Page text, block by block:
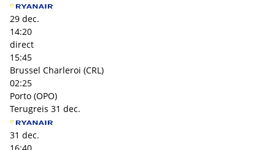
29 dec.
14:20
direct
15:45
Brussel Charleroi (CRL)
02:25
Porto (OPO)
Terugreis 31 dec.
31 dec.